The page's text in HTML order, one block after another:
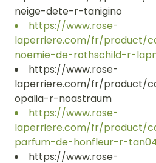
neige-dete-r-tanigino
https://www.rose-
laperriere.com/fr/product/
noemie-de-rothschild-r-
https://www.rose-
laperriere.com/fr/product/
opalia-r-noastraum
https://www.rose-
laperriere.com/fr/product/
parfum-de-honfleur-r-
https://www.rose-